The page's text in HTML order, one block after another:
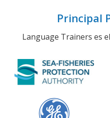
Principal
Language Trainers es